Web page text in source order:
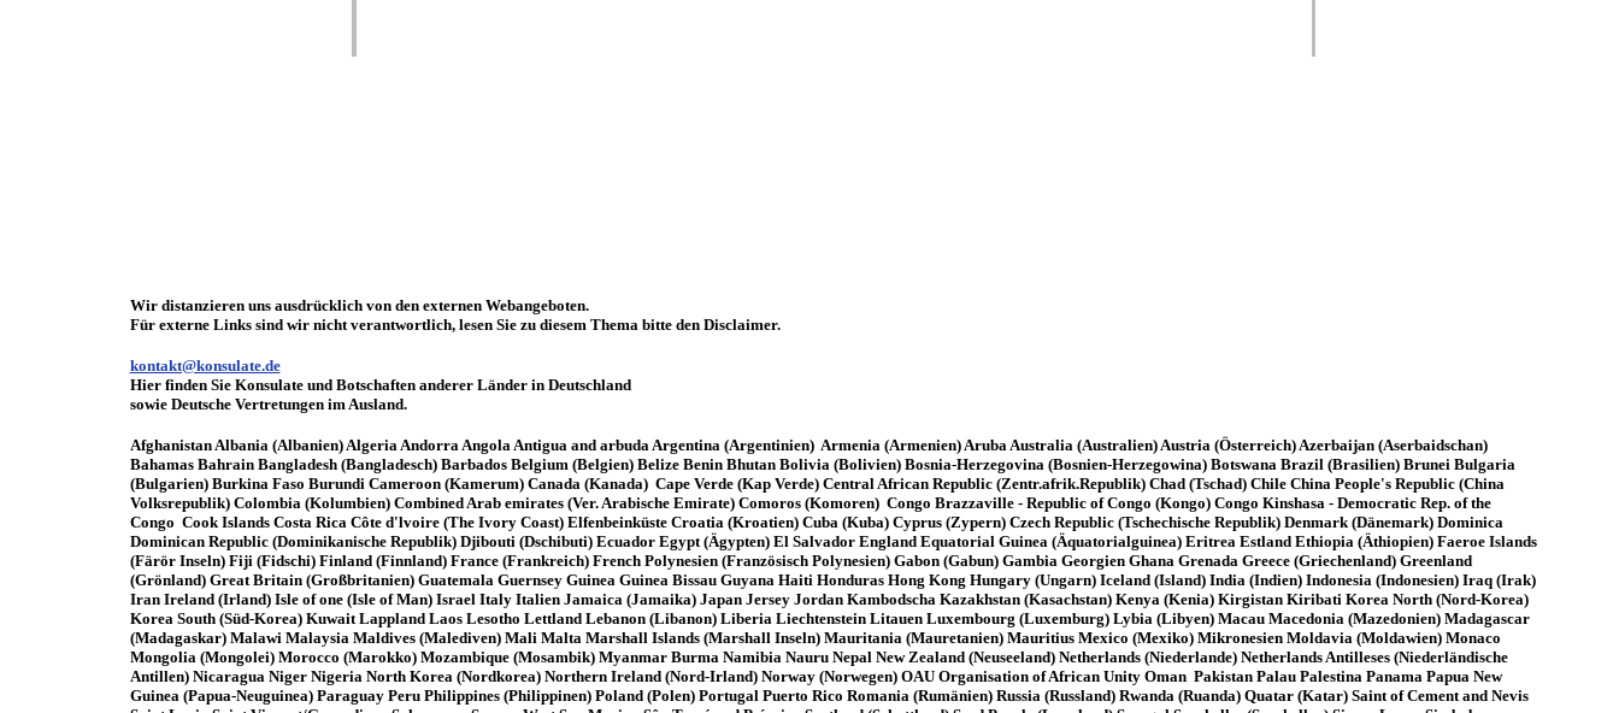
Wir distanzieren uns ausdrücklich von den externen Webangeboten.
Für externe Links sind wir nicht verantwortlich, lesen Sie zu diesem Thema bitte den Disclaimer.
kontakt@konsulate.de
Hier finden Sie Konsulate und Botschaften anderer Länder in Deutschland
sowie Deutsche Vertretungen im Ausland.
Afghanistan Albania (Albanien) Algeria Andorra Angola Antigua and arbuda Argentina (Argentinien) Armenia (Armenien) Aruba Australia (Australien) Austria (Österreich) Azerbaijan (Aserbaidschan)
Bahamas Bahrain Bangladesh (Bangladesch) Barbados Belgium (Belgien) Belize Benin Bhutan Bolivia (Bolivien) Bosnia-Herzegovina (Bosnien-Herzegowina) Botswana Brazil (Brasilien) Brunei Bulgaria
(Bulgarien) Burkina Faso Burundi Cameroon (Kamerum) Canada (Kanada) Cape Verde (Kap Verde) Central African Republic (Zentr.afrik.Republik) Chad (Tschad) Chile China People's Republic (China
Volksrepublik) Colombia (Kolumbien) Combined Arab emirates (Ver. Arabische Emirate) Comoros (Komoren) Congo Brazzaville - Republic of Congo (Kongo) Congo Kinshasa - Democratic Rep. of the
Congo Cook Islands Costa Rica Côte d'lvoire (The Ivory Coast) Elfenbeinküste Croatia (Kroatien) Cuba (Kuba) Cyprus (Zypern) Czech Republic (Tschechische Republik) Denmark (Dänemark) Dominica
Dominican Republic (Dominikanische Republik) Djibouti (Dschibuti) Ecuador Egypt (Ägypten) El Salvador England Equatorial Guinea (Äquatorialguinea) Eritrea Estland Ethiopia (Äthiopien) Faeroe Islands
(Färör Inseln) Fiji (Fidschi) Finland (Finnland) France (Frankreich) French Polynesien (Französisch Polynesien) Gabon (Gabun) Gambia Georgien Ghana Grenada Greece (Griechenland) Greenland
(Grönland) Great Britain (Großbritanien) Guatemala Guernsey Guinea Guinea Bissau Guyana Haiti Honduras Hong Kong Hungary (Ungarn) Iceland (Island) India (Indien) Indonesia (Indonesien) Iraq (Irak)
Iran Ireland (Irland) Isle of one (Isle of Man) Israel Italy Italien Jamaica (Jamaika) Japan Jersey Jordan Kambodscha Kazakhstan (Kasachstan) Kenya (Kenia) Kirgistan Kiribati Korea North (Nord-Korea)
Korea South (Süd-Korea) Kuwait Lappland Laos Lesotho Lettland Lebanon (Libanon) Liberia Liechtenstein Litauen Luxembourg (Luxemburg) Lybia (Libyen) Macau Macedonia (Mazedonien) Madagascar
(Madagaskar) Malawi Malaysia Maldives (Malediven) Mali Malta Marshall Islands (Marshall Inseln) Mauritania (Mauretanien) Mauritius Mexico (Mexiko) Mikronesien Moldavia (Moldawien) Monaco
Mongolia (Mongolei) Morocco (Marokko) Mozambique (Mosambik) Myanmar Burma Namibia Nauru Nepal New Zealand (Neuseeland) Netherlands (Niederlande) Netherlands Antilleses (Niederländische
Antillen) Nicaragua Niger Nigeria North Korea (Nordkorea) Northern Ireland (Nord-Irland) Norway (Norwegen) OAU Organisation of African Unity Oman Pakistan Palau Palestina Panama Papua New
Guinea (Papua-Neuguinea) Paraguay Peru Philippines (Philippinen) Poland (Polen) Portugal Puerto Rico Romania (Rumänien) Russia (Russland) Rwanda (Ruanda) Quatar (Katar) Saint of Cement and Nevis